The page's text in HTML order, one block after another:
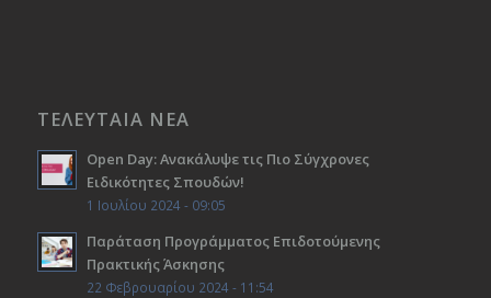
ΤΕΛΕΥΤΑΙΑ ΝΕΑ
Open Day: Ανακάλυψε τις Πιο Σύγχρονες
Ειδικότητες Σπουδών!
1 Ιουλίου 2024 - 09:05
Παράταση Προγράμματος Επιδοτούμενης
Πρακτικής Άσκησης
22 Φεβρουαρίου 2024 - 11:54